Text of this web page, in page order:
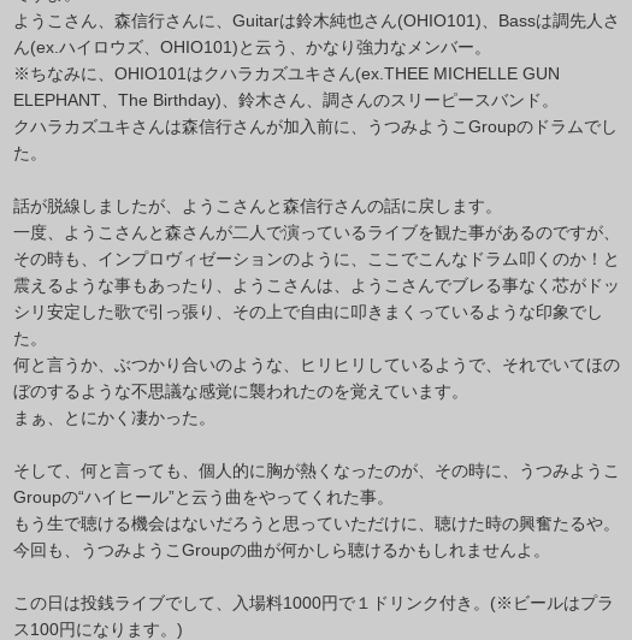
ようこさん、森信行さんに、Guitarは鈴木純也さん(OHIO101)、Bassは調先人さ
ん(ex.ハイロウズ、OHIO101)と云う、かなり強力なメンバー。
※ちなみに、OHIO101はクハラカズユキさん(ex.THEE MICHELLE GUN
ELEPHANT、The Birthday)、鈴木さん、調さんのスリーピースバンド。
クハラカズユキさんは森信行さんが加入前に、うつみようこGroupのドラムでし
た。
話が脱線しましたが、ようこさんと森信行さんの話に戻します。
一度、ようこさんと森さんが二人で演っているライブを観た事があるのですが、
その時も、インプロヴィゼーションのように、ここでこんなドラム叩くのか！と
震えるような事もあったり、ようこさんは、ようこさんでブレる事なく芯がドッ
シリ安定した歌で引っ張り、その上で自由に叩きまくっているような印象でし
た。
何と言うか、ぶつかり合いのような、ヒリヒリしているようで、それでいてほの
ぼのするような不思議な感覚に襲われたのを覚えています。
まぁ、とにかく凄かった。
そして、何と言っても、個人的に胸が熱くなったのが、その時に、うつみようこ
Groupの“ハイヒール”と云う曲をやってくれた事。
もう生で聴ける機会はないだろうと思っていただけに、聴けた時の興奮たるや。
今回も、うつみようこGroupの曲が何かしら聴けるかもしれませんよ。
この日は投銭ライブでして、入場料1000円で１ドリンク付き。(※ビールはプラ
ス100円になります。)